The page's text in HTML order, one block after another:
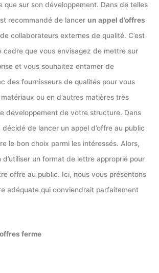
que sur son développement. Dans de telles
recommandé de lancer un appel d’offres
collaborateurs externes de qualité. C’est
cadre que vous envisagez de mettre sur
et vous souhaitez entamer de
des fournisseurs de qualités pour vous
ou en d’autres matières très
développement de votre structure. Dans
de lancer un appel d’offre au public
le bon choix parmi les intéressés. Alors,
un format de lettre approprié pour
offre au public. Ici, nous vous présentons
adéquate qui conviendrait parfaitement
ferme